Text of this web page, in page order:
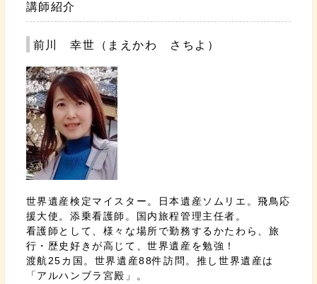
講師紹介
前川 幸世（まえかわ さちよ）
世界遺産検定マイスター。日本遺産ソムリエ。飛鳥応
援大使。添乗看護師。国内旅程管理主任者。
看護師として、様々な場所で勤務するかたわら、旅
行・歴史好きが高じて、世界遺産を勉強！
渡航25カ国。世界遺産88件訪問。推し世界遺産は
「アルハンブラ宮殿」。